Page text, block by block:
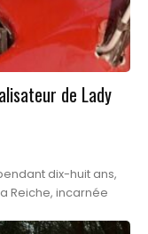
de Lady
dix-huit ans,
Reiche, incarnée